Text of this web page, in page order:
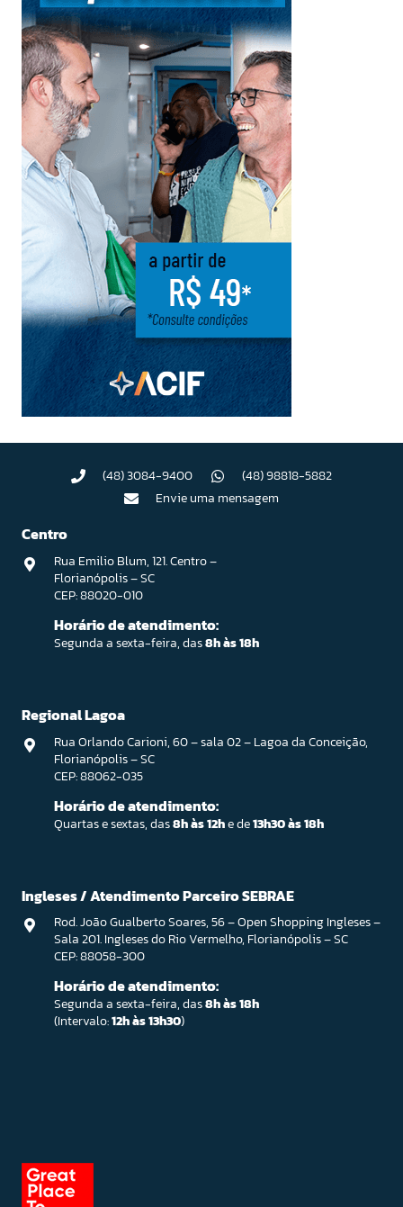
(48) 3084-9400
(48) 98818-5882
Envie uma mensagem
Centro
Rua Emilio Blum, 121. Centro –
Florianópolis – SC
CEP: 88020-010
Horário de atendimento:
Segunda a sexta-feira, das8h às 18h
Regional Lagoa
Rua Orlando Carioni, 60 – sala 02 – Lagoa da Conceição,
Florianópolis – SC
CEP: 88062-035
Horário de atendimento:
Quartas e sextas, das8h às 12he de13h30 às 18h
Ingleses / Atendimento Parceiro SEBRAE
Rod. João Gualberto Soares, 56 – Open Shopping Ingleses –
Sala 201. Ingleses do Rio Vermelho, Florianópolis – SC
CEP: 88058-300
Horário de atendimento:
Segunda a sexta-feira, das8h às 18h
(Intervalo:12h às 13h30)